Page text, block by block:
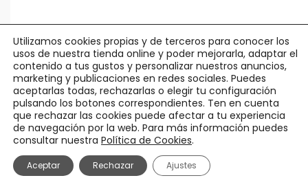
© Agápico -Legal y Privacidad·Política Cookies
Uso·Pedidos y Devoluciones
Utilizamos cookies propias y de terceros para conocer los
usos de nuestra tienda online y poder mejorarla, adaptar el
contenido a tus gustos y personalizar nuestros anuncios,
marketing y publicaciones en redes sociales. Puedes
aceptarlas todas, rechazarlas o elegir tu configuración
pulsando los botones correspondientes. Ten en cuenta
que rechazar las cookies puede afectar a tu experiencia
de navegación por la web. Para más información puedes
consultar nuestra Política de Cookies.
Aceptar Rechazar Ajustes